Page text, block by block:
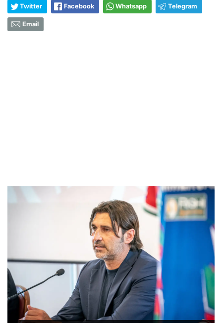
Twitter Facebook Whatsapp Telegram
Email